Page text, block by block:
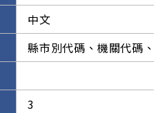
中文
縣市別代碼、機關代碼
3